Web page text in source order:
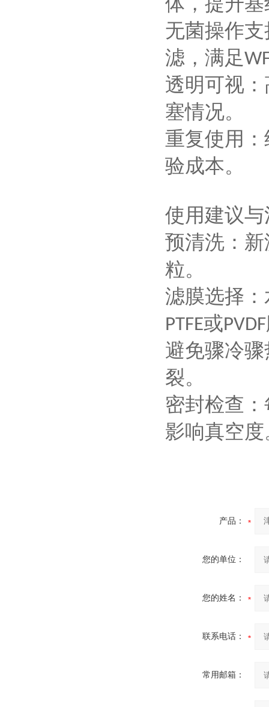
无菌操作
滤，满足
透明可视‌
塞情况。
重复使用‌
验成本。
使用建议
预清洗‌：
粒。
滤膜选择‌
PTFE或PVDF
避免骤冷
裂。
密封检查‌
影响真空度
产品：
您的单位：
您的姓名：
联系电话：
常用邮箱：